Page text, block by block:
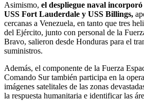
Asimismo, el despliegue naval incorporó
USS Fort Lauderdale y USS Billings,
cercanas a Venezuela, en tanto que tres
del Ejército, junto con personal de la
Bravo, salieron desde Honduras para el
suministros.
Además, el componente de la Fuerza
Comando Sur también participa en la
imágenes satelitales de las zonas
la respuesta humanitaria e identificar las